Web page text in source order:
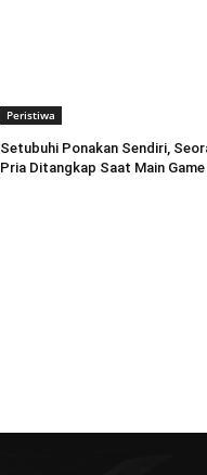
Peristiwa
Setubuhi Ponakan Sendiri,
Pria Ditangkap Saat Main Game